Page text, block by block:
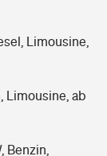
Limousine,
Limousine, ab
Benzin,